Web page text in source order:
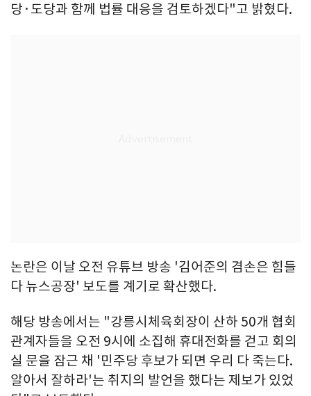
당·도당과 함께 법률 대응을 검토하겠다"고 밝혔다.
논란은 이날 오전 유튜브 방송 '김어준의 겸손은 힘들
다 뉴스공장' 보도를 계기로 확산했다.
해당 방송에서는 "강릉시체육회장이 산하 50개 협회
관계자들을 오전 9시에 소집해 휴대전화를 걷고 회의
실 문을 잠근 채 '민주당 후보가 되면 우리 다 죽는다.
알아서 잘하라'는 취지의 발언을 했다는 제보가 있었